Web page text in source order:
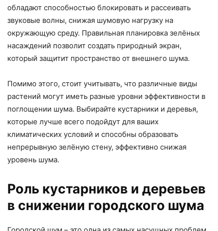
обладают способностью блокировать и рассеивать
звуковые волны, снижая шумовую нагрузку на
окружающую среду. Правильная планировка зелёных
насаждений позволит создать природный экран,
который защитит пространство от внешнего шума.
Помимо этого, стоит учитывать, что различные виды
растений могут иметь разные уровни эффективности в
поглощении шума. Выбирайте кустарники и деревья,
которые лучше всего подойдут для ваших
климатических условий и способны образовать
непрерывную зелёную стену, эффективно снижая
уровень шума.
Роль кустарников и деревьев
в снижении городского шума